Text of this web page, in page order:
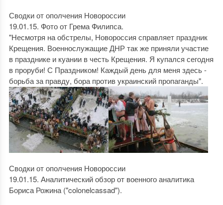
Сводки от ополчения Новороссии
19.01.15. Фото от Грема Филипса.
"Несмотря на обстрелы, Новороссия справляет праздник
Крещения. Военнослужащие ДНР так же приняли участие
в празднике и куании в честь Крещения. Я купался сегодня
в проруби! С Праздником! Каждый день для меня здесь -
борьба за правду, бора против украинский пропаганды".
Сводки от ополчения Новороссии
19.01.15. Аналитический обзор от военного аналитика
Бориса Рожина ("colonelcassad").